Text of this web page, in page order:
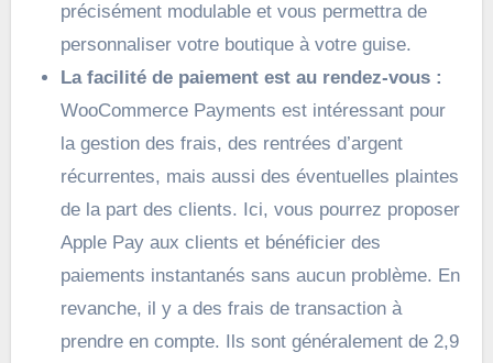
précisément modulable et vous permettra de
personnaliser votre boutique à votre guise.
La facilité de paiement est au rendez-vous :
WooCommerce Payments est intéressant pour
la gestion des frais, des rentrées d’argent
récurrentes, mais aussi des éventuelles plaintes
de la part des clients. Ici, vous pourrez proposer
Apple Pay aux clients et bénéficier des
paiements instantanés sans aucun problème. En
revanche, il y a des frais de transaction à
prendre en compte. Ils sont généralement de 2,9